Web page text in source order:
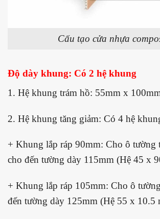
Cấu tạo cửa nhựa
Độ dày khung: Có 2 hệ khung
1. Hệ khung trám hồ: 55mm x
2. Hệ khung tăng giảm: Có 4 hệ
+ Khung lắp ráp 90mm: Cho ô tường
cho đến tường dày 115mm (Hệ 45 x
+ Khung lắp ráp 105mm: Cho ô
đến tường dày 125mm (Hệ 55 x 10.5